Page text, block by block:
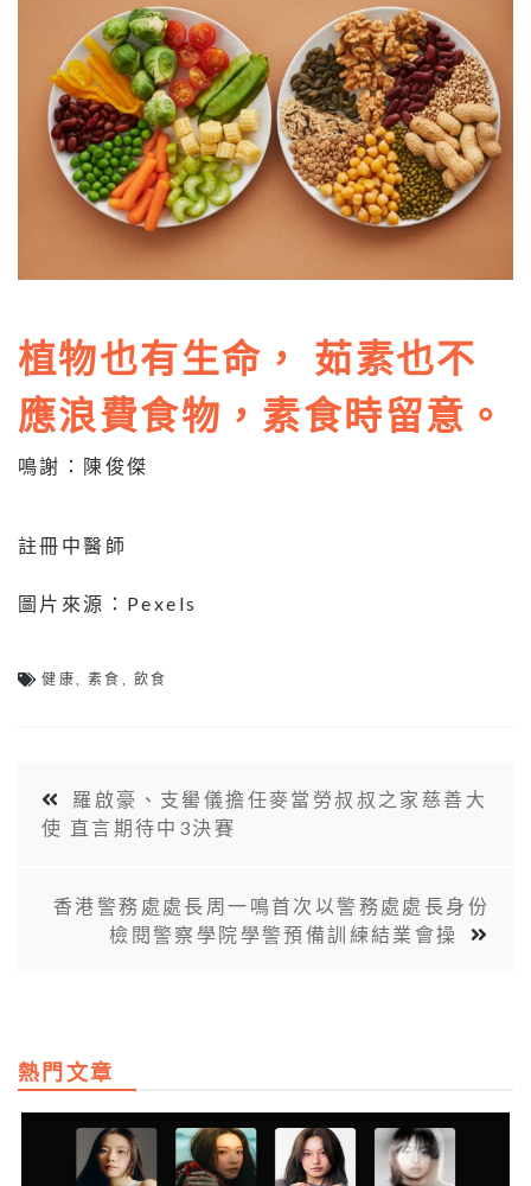
植物也有生命， 茹素也不
應浪費食物，素食時留意。
鳴謝：陳俊傑
註冊中醫師
圖片來源：Pexels
健康,素食 , 飲食
羅啟豪、支嚳儀擔任麥當勞叔叔之家慈善大
使 直言期待中3決賽
香港警務處處長周一鳴首次以警務處處長身份
檢閱警察學院學警預備訓練結業會操
熱門文章